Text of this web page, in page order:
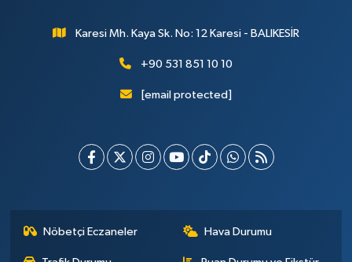
Karesi Mh. Kaya Sk. No: 12 Karesi - BALIKESİR
+90 531 851 10 10
[email protected]
Nöbetçi Eczaneler Hava Durumu